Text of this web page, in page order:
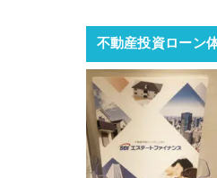
不動産投資ローン